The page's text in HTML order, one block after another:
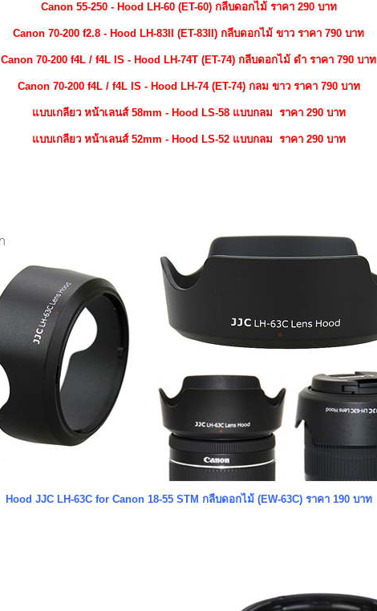
Canon 55-250 - Hood LH-60 (ET-60) กลีบดอกไม้ ราคา 290 บาท
Canon 70-200 f2.8 - Hood LH-83II (ET-83II) กลีบดอกไม้ ขาว ราคา 790 บาท
Canon 70-200 f4L / f4L IS - Hood LH-74T (ET-74) กลีบดอกไม้ ดำ ราคา 790 บาท
Canon 70-200 f4L / f4L IS - Hood LH-74 (ET-74) กลม ขาว ราคา 790 บาท
แบบเกลียว หน้าเลนส์ 58mm - Hood LS-58 แบบกลม ราคา 290 บาท
แบบเกลียว หน้าเลนส์ 52mm - Hood LS-52 แบบกลม ราคา 290 บาท
Hood JJC LH-63C for Canon 18-55 STM กลีบดอกไม้ (EW-63C) ราคา 190 บาท